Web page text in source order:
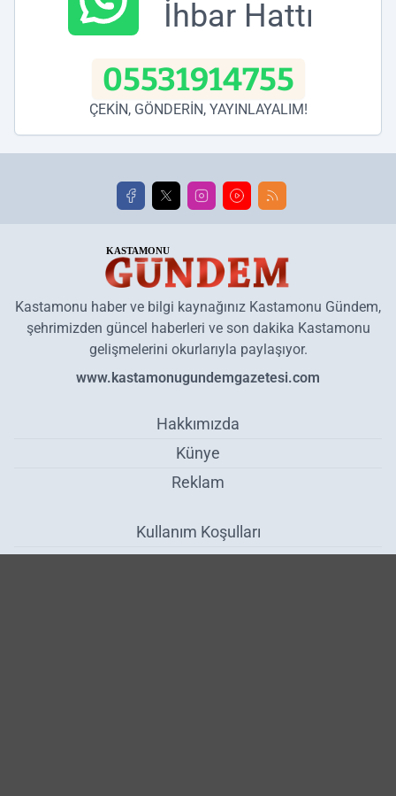
İhbar Hattı
05531914755
ÇEKİN, GÖNDERİN, YAYINLAYALIM!
Kastamonu haber ve bilgi kaynağınız Kastamonu Gündem,
şehrimizden güncel haberleri ve son dakika Kastamonu
gelişmelerini okurlarıyla paylaşıyor.
www.kastamonugundemgazetesi.com
Hakkımızda
Künye
Reklam
Kullanım Koşulları
Gizlilik Politikası